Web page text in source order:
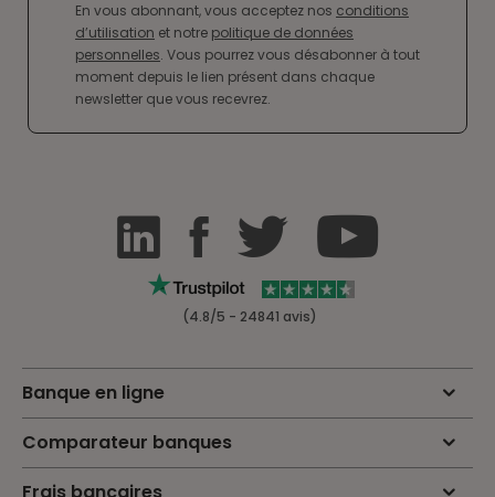
En vous abonnant, vous acceptez nos conditions
d’utilisation et notre politique de données
personnelles. Vous pourrez vous désabonner à tout
moment depuis le lien présent dans chaque
newsletter que vous recevrez.
(4.8/5 - 24841 avis)
Banque en ligne
Comparateur banques